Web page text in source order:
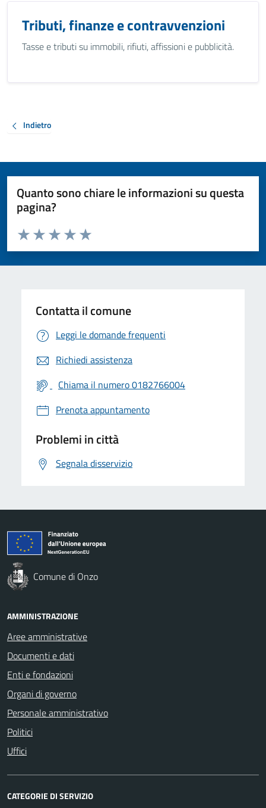
Tributi, finanze e contravvenzioni
Tasse e tributi su immobili, rifiuti, affissioni e pubblicità.
Indietro
Quanto sono chiare le informazioni su questa
pagina?
Valuta da 1 a 5 stelle la pagina
Valuta 5 stelle su 5
Valuta 4 stelle su 5
Valuta 3 stelle su 5
Valuta 2 stelle su 5
Valuta 1 stelle su 5
Contatta il comune
Leggi le domande frequenti
Richiedi assistenza
Chiama il numero 0182766004
Prenota appuntamento
Problemi in città
Segnala disservizio
Comune di Onzo
AMMINISTRAZIONE
Aree amministrative
Documenti e dati
Enti e fondazioni
Organi di governo
Personale amministrativo
Politici
Uffici
CATEGORIE DI SERVIZIO